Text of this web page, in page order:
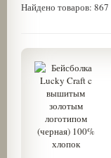
Найдено товаров: 867